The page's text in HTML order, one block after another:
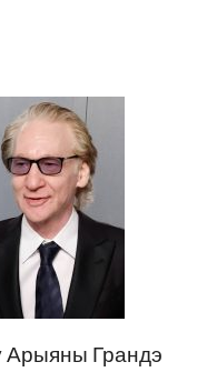
Арыяны Грандэ